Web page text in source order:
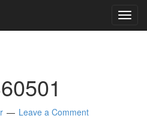
Leave a Comment